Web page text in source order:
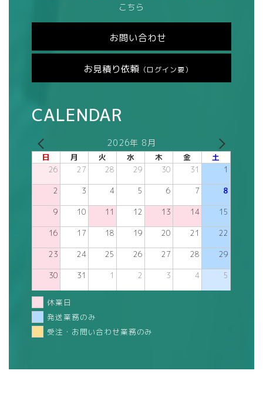
こちら
お問い合わせ
お見積り依頼 （ログイン要）
CALENDAR
2026年 8月
日 月 火 水 木 金 土
26 27 28 29 30 31 1
2 3 4 5 6 7 8
9 10 11 12 13 14 15
16 17 18 19 20 21 22
23 24 25 26 27 28 29
30 31 1 2 3 4 5
休業日
発送業務のみ
受注・お問い合わせ業務のみ